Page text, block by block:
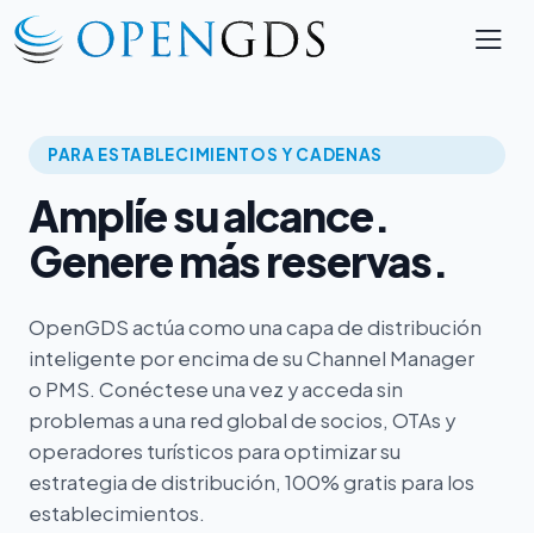
PARA ESTABLECIMIENTOS Y CADENAS
Amplíe su alcance.
Genere más reservas.
OpenGDS actúa como una capa de distribución
inteligente por encima de su Channel Manager
o PMS. Conéctese una vez y acceda sin
problemas a una red global de socios, OTAs y
operadores turísticos para optimizar su
estrategia de distribución, 100% gratis para los
establecimientos.